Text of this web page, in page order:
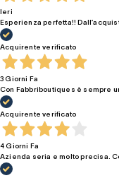
Ieri
Esperienza perfetta!!
Acquirente verificato
3 Giorni Fa
Con Fabbriboutiques è sempre
Acquirente verificato
4 Giorni Fa
Azienda seria e molto precisa.